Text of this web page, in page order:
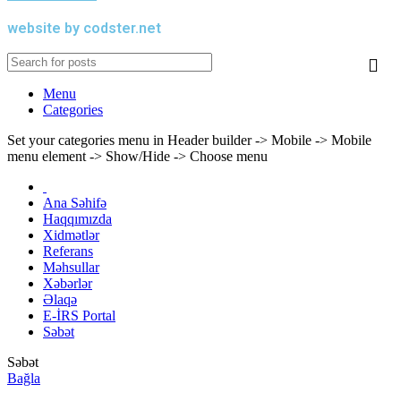
website by codster.net
Menu
Categories
Set your categories menu in Header builder -> Mobile -> Mobile
menu element -> Show/Hide -> Choose menu
Ana Səhifə
Haqqımızda
Xidmətlər
Referans
Məhsullar
Xəbərlər
Əlaqə
E-İRS Portal
Səbət
Səbət
Bağla